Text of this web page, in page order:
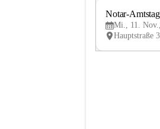
Notar-Amtstag
Mi., 11.